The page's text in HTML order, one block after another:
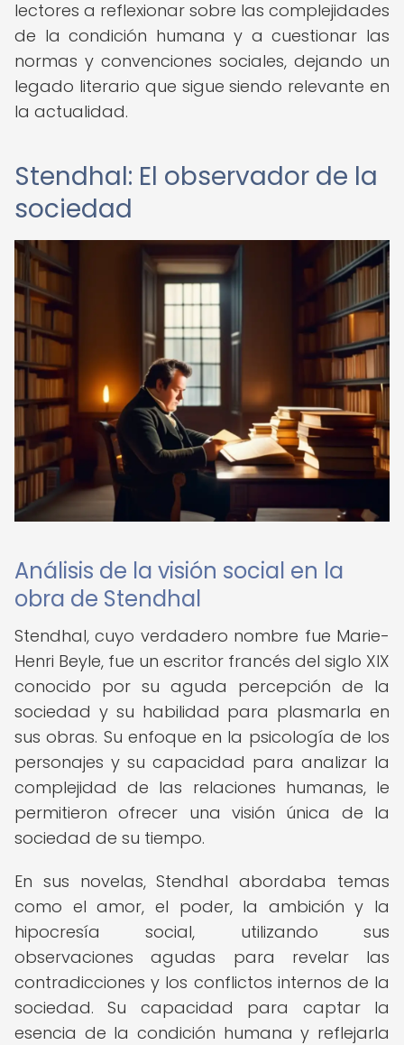
lectores a reflexionar sobre las complejidades
de la condición humana y a cuestionar las
normas y convenciones sociales, dejando un
legado literario que sigue siendo relevante en
la actualidad.
Stendhal: El observador de la
sociedad
Análisis de la visión social en la
obra de Stendhal
Stendhal, cuyo verdadero nombre fue Marie-
Henri Beyle, fue un escritor francés del siglo XIX
conocido por su aguda percepción de la
sociedad y su habilidad para plasmarla en
sus obras. Su enfoque en la psicología de los
personajes y su capacidad para analizar la
complejidad de las relaciones humanas, le
permitieron ofrecer una visión única de la
sociedad de su tiempo.
En sus novelas, Stendhal abordaba temas
como el amor, el poder, la ambición y la
hipocresía social, utilizando sus
observaciones agudas para revelar las
contradicciones y los conflictos internos de la
sociedad. Su capacidad para captar la
esencia de la condición humana y reflejarla